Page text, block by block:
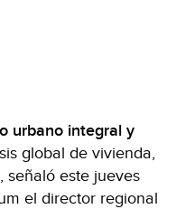
urbano integral y
global de vivienda,
señaló este jueves
el director regional